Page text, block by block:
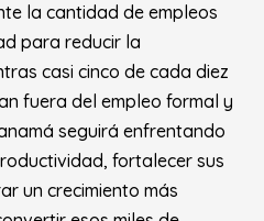
la cantidad de empleos
para reducir la
casi cinco de cada diez
fuera del empleo formal y
seguirá enfrentando
fortalecer sus
un crecimiento más